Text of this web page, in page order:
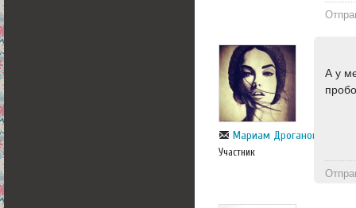
Мариам Дроганова
Участник
А у